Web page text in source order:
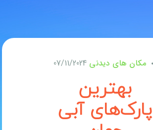
مکان های دیدنی
بهترین
پارک‌های آبی